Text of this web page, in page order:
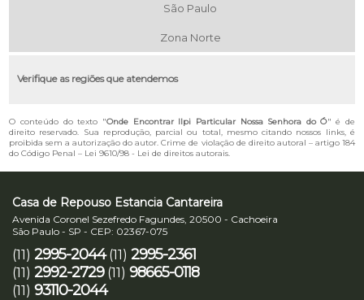
São Paulo
Zona Norte
Verifique as regiões que atendemos
O conteúdo do texto "Onde Encontrar Ilpi Particular Nossa Senhora do Ó" é de
direito reservado. Sua reprodução, parcial ou total, mesmo citando nossos links, é
proibida sem a autorização do autor. Crime de violação de direito autoral – artigo 184
do Código Penal – Lei 9610/98 - Lei de direitos autorais.
Casa de Repouso Estancia Cantareira
Avenida Coronel Sezefredo Fagundes, 20500 - Cachoeira
São Paulo - SP - CEP: 02367-075
(11) 2995-2044 (11) 2995-2361
(11) 2992-2729 (11) 98665-0118
(11) 93110-2044